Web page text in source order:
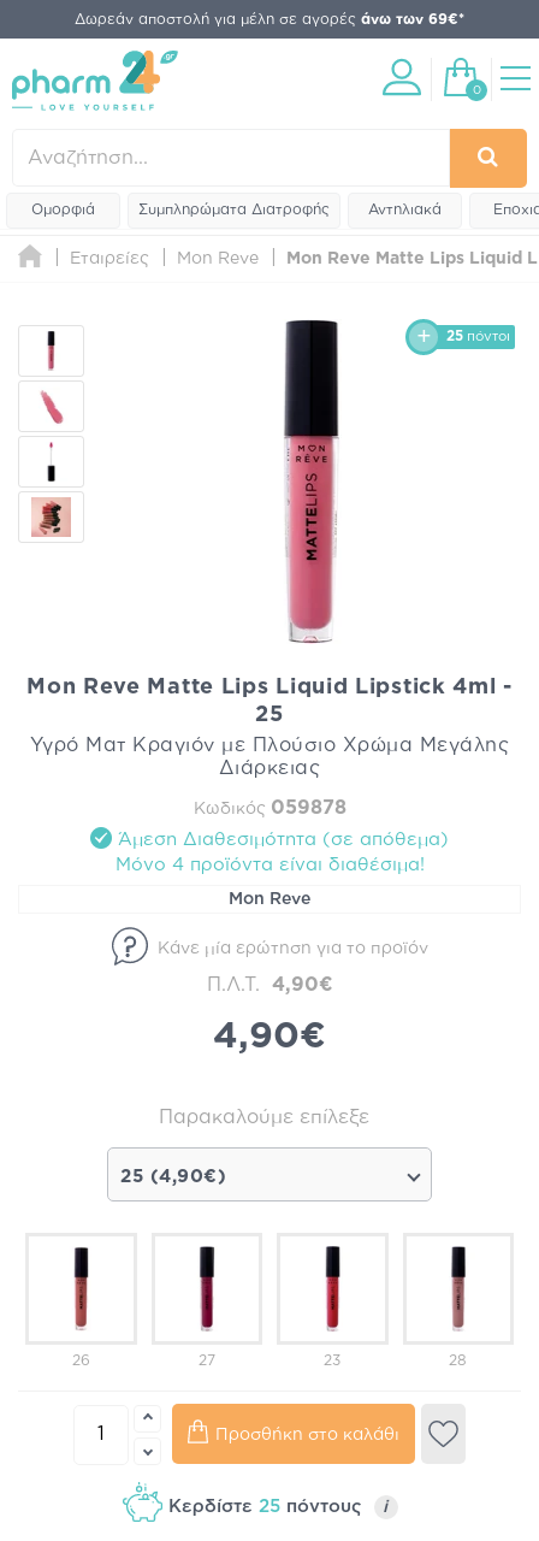
Δωρεάν αποστολή για μέλη σε αγορές άνω των 69€*
0
Ομορφιά Συμπληρώματα Διατροφής Αντηλιακά
Εταιρείες Mon Reve Mon Reve Matte Lips Liquid
25 πόντοι
Mon Reve Matte Lips Liquid Lipstick 4ml -
25
Υγρό Ματ Κραγιόν με Πλούσιο Χρώμα Μεγάλης
Διάρκειας
Κωδικός 059878
Άμεση Διαθεσιμότητα (σε απόθεμα)
Mόνο 4 προϊόντα είναι διαθέσιμα!
Mon Reve
Κάνε μία ερώτηση για το προϊόν
Π.Λ.Τ. 4,90€
4,90€
Παρακαλούμε επίλεξε
25 (4,90€)
26 27 23 28
Προσθήκη στο καλάθι
Κερδίστε 25 πόντους i